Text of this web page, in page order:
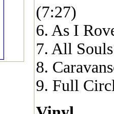
(7:27)
6. As I
7. All
8.
9. Full